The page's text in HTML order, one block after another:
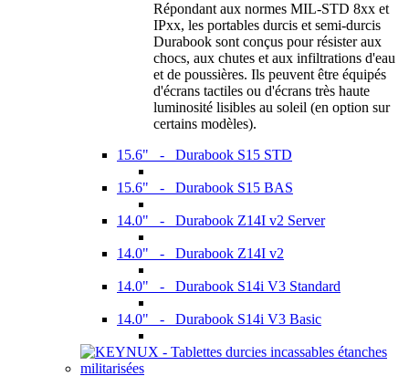
Répondant aux normes MIL-STD 8xx et
IPxx, les portables durcis et semi-durcis
Durabook sont conçus pour résister aux
chocs, aux chutes et aux infiltrations d'eau
et de poussières. Ils peuvent être équipés
d'écrans tactiles ou d'écrans très haute
luminosité lisibles au soleil (en option sur
certains modèles).
15.6" - Durabook S15 STD
15.6" - Durabook S15 BAS
14.0" - Durabook Z14I v2 Server
14.0" - Durabook Z14I v2
14.0" - Durabook S14i V3 Standard
14.0" - Durabook S14i V3 Basic